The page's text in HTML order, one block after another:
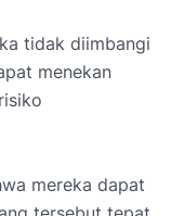
tidak diimbangi
menekan
mereka dapat